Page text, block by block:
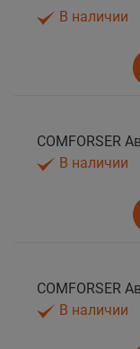
В наличии
В наличии
В наличии